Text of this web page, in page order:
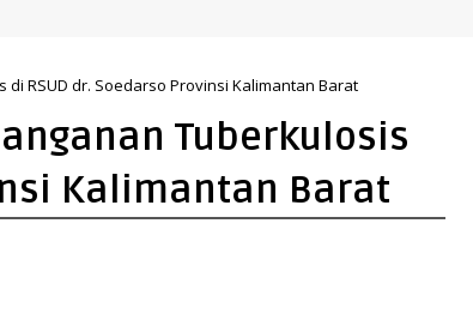
RSUD dr. Soedarso Provinsi Kalimantan Barat
Tuberkulosis
Kalimantan Barat